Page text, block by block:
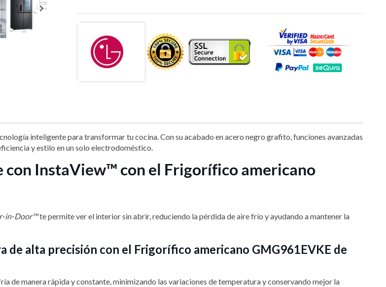

inteligente para transformar tu cocina. Con su acabado en acero negro grafito, funciones avanzadas
y estilo en un solo electrodoméstico.
con InstaView™ con el Frigorífico americano
in-Door™te permite ver el interior sin abrir, reduciendo la pérdida de aire frío y ayudando a mantener la
alta precisión con el Frigorífico americano GMG961EVKE de
de manera rápida y constante, minimizando las variaciones de temperatura y conservando mejor la